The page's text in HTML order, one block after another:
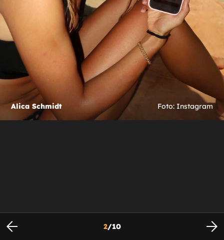
Alica Schmidt Foto: Instagram
2/10